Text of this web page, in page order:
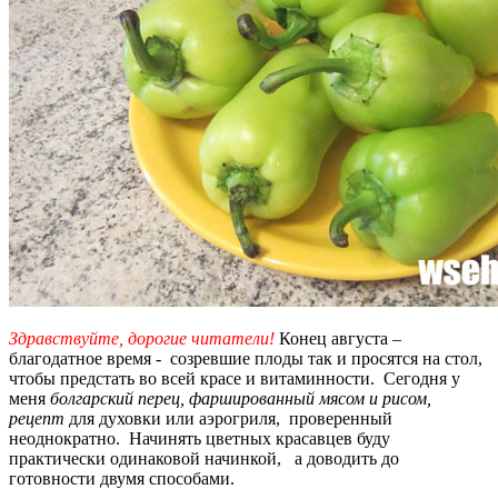
Здравствуйте, дорогие читатели! Конец августа –
благодатное время - созревшие плоды так и просятся на стол,
чтобы предстать во всей красе и витаминности. Сегодня у
меня болгарский перец, фаршированный мясом и рисом,
рецепт для духовки или аэрогриля, проверенный
неоднократно. Начинять цветных красавцев буду
практически одинаковой начинкой, а доводить до
готовности двумя способами.